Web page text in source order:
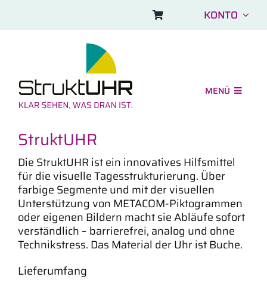
content
KONTO
MENÜ
Einsatzbereiche
Aufbau und FAQ
Symbolbilder
Über uns
StruktUHR
Die StruktUHR ist ein innovatives Hilfsmittel
für die visuelle Tagesstrukturierung. Über
farbige Segmente und mit der visuellen
Unterstützung von METACOM-Piktogrammen
oder eigenen Bildern macht sie Abläufe sofort
verständlich – barrierefrei, analog und ohne
Technikstress. Das Material der Uhr ist Buche.
Lieferumfang